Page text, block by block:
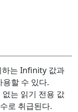
하는 Infinity 값과
할 수 있다.
는 읽기 전용 값
로 취급된다.